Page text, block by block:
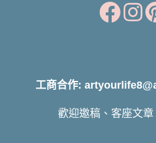
工商合作:
歡迎邀稿、客座文